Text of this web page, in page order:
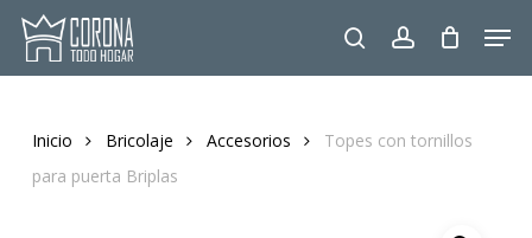
Skip
main
searchaccount
Inicio Bricolaje Accesorios
Topes con tornillos
para puerta Briplas